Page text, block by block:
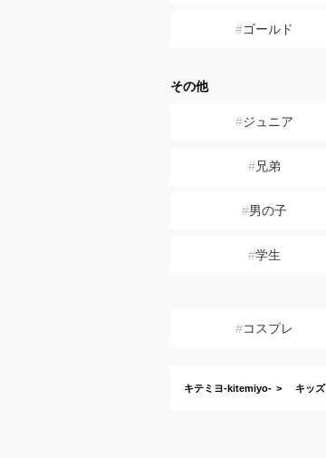
ゴールド
その他
ジュニア
兄弟
男の子
学生
コスプレ
キテミヨ-kitemiyo- キッズ